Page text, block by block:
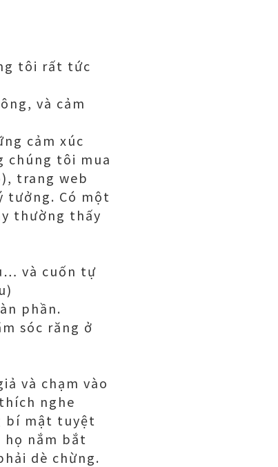
tôi rất tức
và cảm
cảm xúc
chúng tôi mua
trang web
tưởng. Có một
thường thấy
và cuốn tự
phần.
sóc răng ở
và chạm vào
nghe
bí mật tuyệt
họ nắm bắt
dè chừng.